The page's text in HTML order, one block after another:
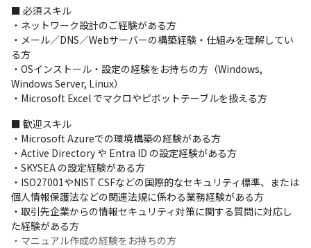
・ネットワークやセキュリティ改善の主体者：既存環境を把握し
た後は、主体的にネットワークやセキュリティ環境の改善提案を
していただくことを期待しています。必要な技術を調査し、ステ
ークホルダーへの提案経験も積めます。
・業界知識の習得：不動産や不動産鑑定の専門家が身近にいるた
め、やる気次第で業界の深い知識を身に付けることができます。
・他部署との交流：ヘルプデスク業務を通じて他部署との交流が
■募集背景
・ネットワークインフラ、セキュリティ担当者の欠員につき募集
いたします。
■ 必須スキル
・ネットワーク設計のご経験がある方
・メール／DNS／Webサーバーの構築経験・仕組みを理解してい
る方
・OSインストール・設定の経験をお持ちの方（Windows,
Windows Server, Linux）
・Microsoft Excel でマクロやピボットテーブルを扱える方
■ 歓迎スキル
・Microsoft Azureでの環境構築の経験がある方
・Active Directory や Entra ID の設定経験がある方
・SKYSEA の設定経験がある方
・ISO27001やNIST CSFなどの国際的なセキュリティ標準、または
個人情報保護法などの関連法規に係わる業務経験がある方
・取引先企業からの情報セキュリティ対策に関する質問に対応し
た経験がある方
・マニュアル作成の経験をお持ちの方